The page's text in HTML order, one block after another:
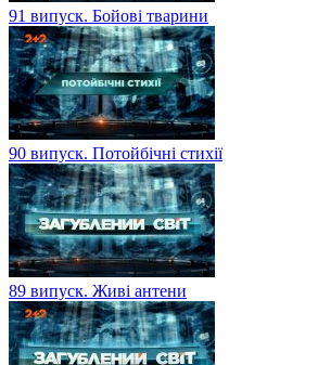
91 випуск. Бойові тварини
90 випуск. Потойбічні стихії
89 випуск. Живі антени